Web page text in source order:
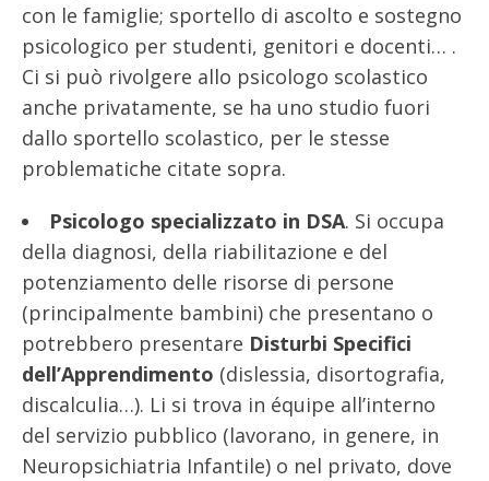
con le famiglie; sportello di ascolto e sostegno
psicologico per studenti, genitori e docenti… .
Ci si può rivolgere allo psicologo scolastico
anche privatamente, se ha uno studio fuori
dallo sportello scolastico, per le stesse
problematiche citate sopra.
Psicologo specializzato in DSA. Si occupa
della diagnosi, della riabilitazione e del
potenziamento delle risorse di persone
(principalmente bambini) che presentano o
potrebbero presentare Disturbi Specifici
dell’Apprendimento (dislessia, disortografia,
discalculia…). Li si trova in équipe all’interno
del servizio pubblico (lavorano, in genere, in
Neuropsichiatria Infantile) o nel privato, dove